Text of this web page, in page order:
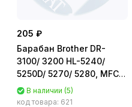
205 ₽
Барабан Brother DR-
3100/ 3200 HL-5240/
5250D/ 5270/ 5280, MFC-
8460/ 8860/ 8870 TONEX/
SAMSUNG/ ASIA
В наличии (5)
код товара: 621